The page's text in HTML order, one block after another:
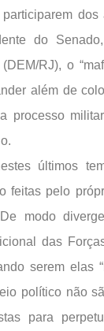
do
RJ), o
além de
processo
últimos
feitas pelo
modo
das
serem elas
político não
para